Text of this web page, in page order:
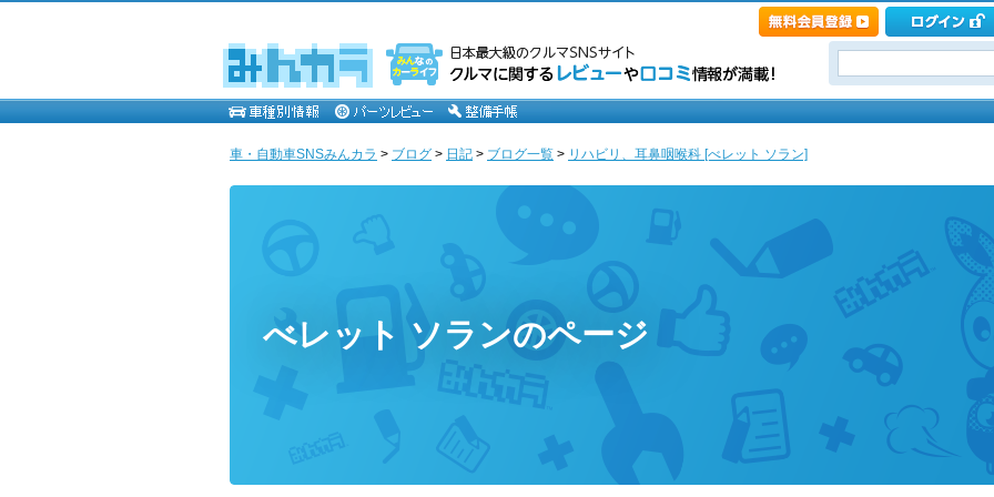
車・自動車SNSみんカラ > ブログ > 日記 > ブログ一覧 > リハビリ、耳鼻咽喉科 [べレット ソラン]
べレット ソランのページ